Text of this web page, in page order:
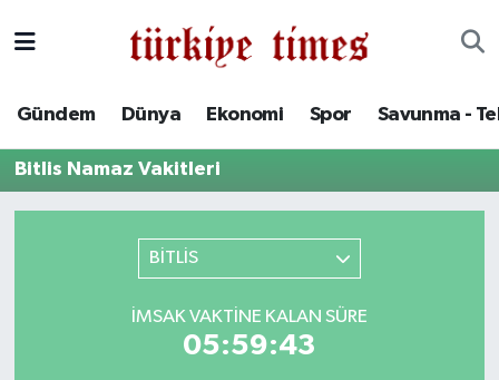
Gündem Dünya Ekonomi Spor Savunma -
Bitlis Namaz Vakitleri
BİTLİS
İMSAK VAKTINE KALAN SÜRE
05:59:43
Ekonomi
Savunma - Teknoloji
Süper Lig Puan Durumu ve Fikstür
Tüm Manşetler
Son Dakika Haberleri